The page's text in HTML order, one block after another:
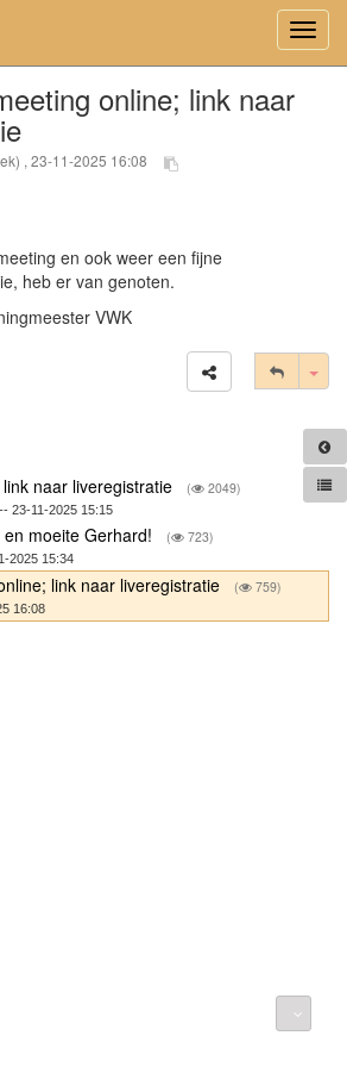
online; link naar
, 23-11-2025 16:08
en ook weer een fijne
heb er van genoten.
VWK
naar liveregistratie ( 2049)
-- 23-11-2025 15:15
moeite Gerhard! ( 723)
2025 15:34
link naar liveregistratie ( 759)
16:08